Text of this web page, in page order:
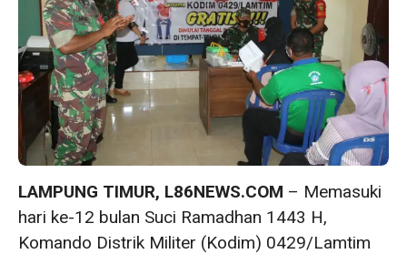
LAMPUNG TIMUR, L86NEWS.COM – Memasuki
hari ke-12 bulan Suci Ramadhan 1443 H,
Komando Distrik Militer (Kodim) 0429/Lamtim